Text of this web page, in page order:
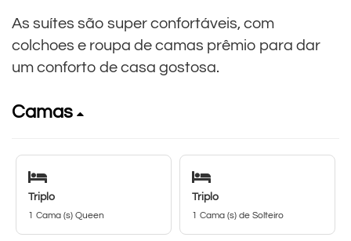
As suítes são super confortáveis, com
colchoes e roupa de camas prêmio para dar
um conforto de casa gostosa.
Camas
Triplo
1 Cama (s) Queen
Triplo
1 Cama (s) de Solteiro